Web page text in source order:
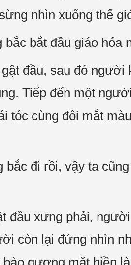
nhìn xuống thế
bắt đầu giáo hóa
đầu, sau đó
Tiếp đến một
tóc cùng đôi mắt
bắc đi rồi, vậy ta
đầu xưng phải,
còn lại đứng nhìn
gương mặt hiền